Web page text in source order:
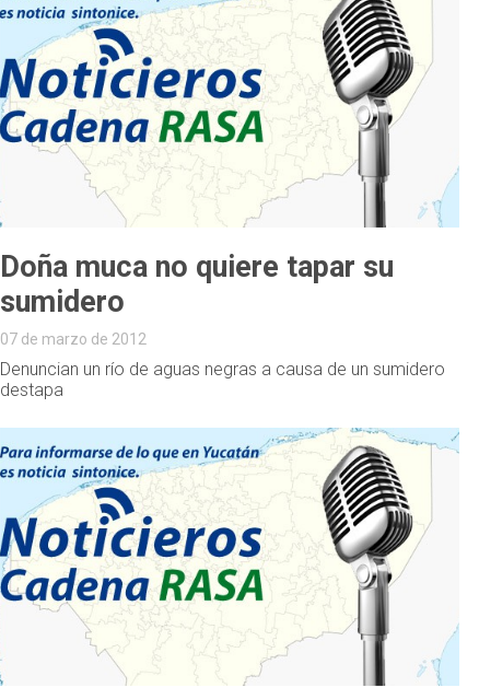
Doña muca no quiere tapar su
sumidero
07 de marzo de 2012
Denuncian un río de aguas negras a causa de un sumidero
destapa